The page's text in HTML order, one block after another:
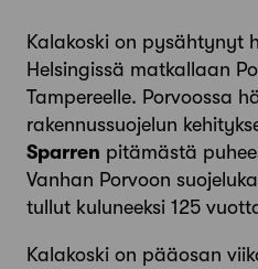
Kalakoski on pysähtynyt
Helsingissä matkallaan
Tampereelle. Porvoossa
rakennussuojelun
Sparren pitämästä
Vanhan Porvoon
tullut kuluneeksi 125
Kalakoski on pääosan